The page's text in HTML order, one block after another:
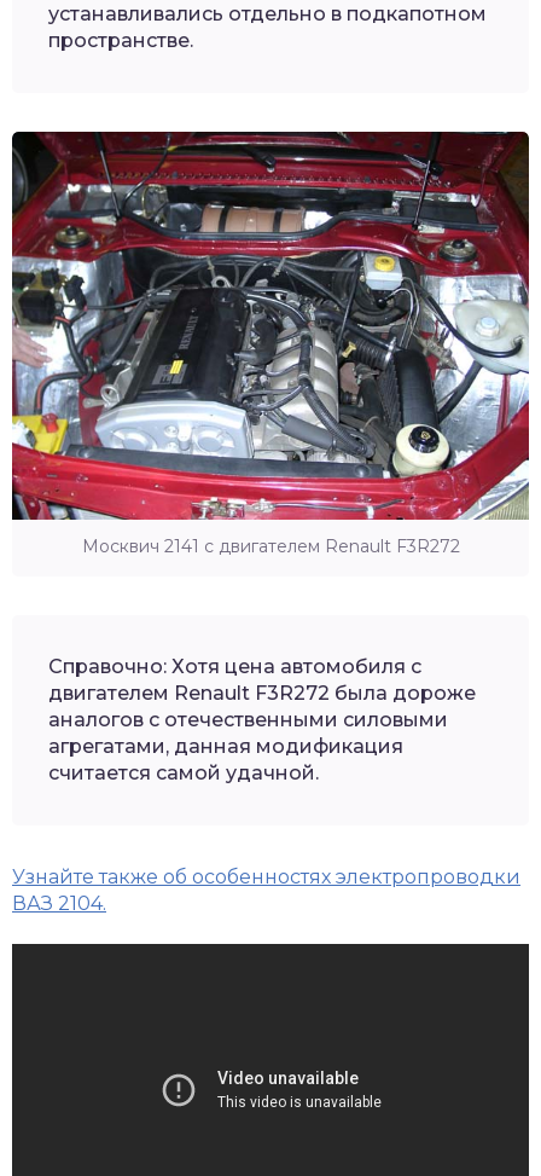
устанавливались отдельно в подкапотном
пространстве.
Москвич 2141 с двигателем Renault F3R272
Справочно: Хотя цена автомобиля с
двигателем Renault F3R272 была дороже
аналогов с отечественными силовыми
агрегатами, данная модификация
считается самой удачной.
Узнайте также об особенностях электропроводки
ВАЗ 2104.